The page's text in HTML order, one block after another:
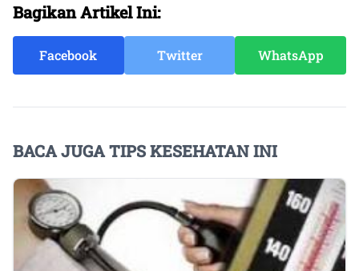
Bagikan Artikel Ini:
Facebook Twitter WhatsApp
BACA JUGA TIPS KESEHATAN INI